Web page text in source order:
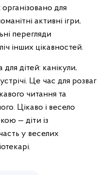
для
активні ігри,
перегляди
інших цікавностей.
дітей: канікули,
Це час для розваг
читання та
Цікаво і весело
— діти із
у веселих